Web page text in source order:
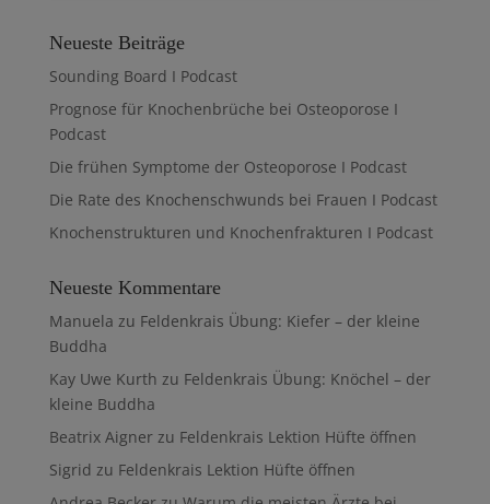
Neueste Beiträge
Sounding Board I Podcast
Prognose für Knochenbrüche bei Osteoporose I
Podcast
Die frühen Symptome der Osteoporose I Podcast
Die Rate des Knochenschwunds bei Frauen I Podcast
Knochenstrukturen und Knochenfrakturen I Podcast
Neueste Kommentare
Manuela zu Feldenkrais Übung: Kiefer – der kleine
Buddha
Kay Uwe Kurth zu Feldenkrais Übung: Knöchel – der
kleine Buddha
Beatrix Aignerzu Feldenkrais Lektion Hüfte öffnen
Sigrid zu Feldenkrais Lektion Hüfte öffnen